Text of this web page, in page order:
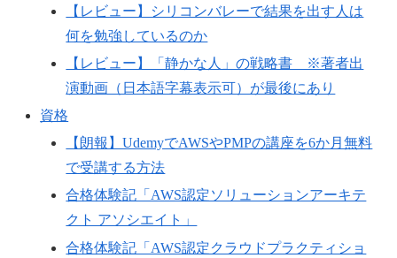
【レビュー】シリコンバレーで結果を出す人は
何を勉強しているのか
【レビュー】「静かな人」の戦略書 ※著者出
演動画（日本語字幕表示可）が最後にあり
資格
【朗報】UdemyでAWSやPMPの講座を6か月無料
で受講する方法
合格体験記「AWS認定ソリューションアーキテ
クト アソシエイト」
合格体験記「AWS認定クラウドプラクティショ